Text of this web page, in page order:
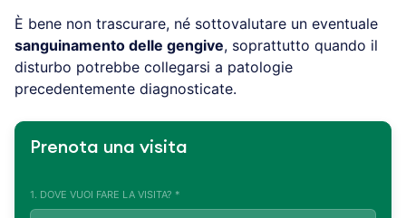
È bene non trascurare, né sottovalutare un eventuale
sanguinamento delle gengive, soprattutto quando il
disturbo potrebbe collegarsi a patologie
precedentemente diagnosticate.
Prenota una visita
1. DOVE VUOI FARE LA VISITA? *